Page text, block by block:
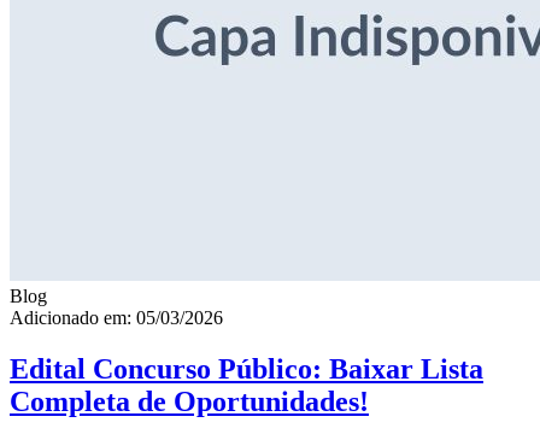
Blog
Adicionado em: 05/03/2026
Edital Concurso Público: Baixar Lista
Completa de Oportunidades!